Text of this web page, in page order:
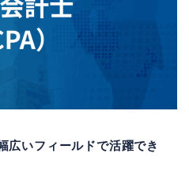
広いフィールドで活躍でき